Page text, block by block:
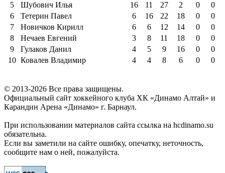
5
Шубович Илья 16 11 27 2 0
0
6
Тетерин Павел 6 16 22 18 0
0
7
Новичков Кирилл 6 6 12 14 0
0
8
Нечаев Евгений 3 8 11 18 0
0
9
Гулаков Данил 4 5 9 16 0
0
10 Ковалев Владимир 4 4 8 6 0 0
© 2013-2026 Все права защищены.
Официальный сайт хоккейного клуба ХК «Динамо Алтай» и
Карандин Арена «Динамо» г. Барнаул.
При использовании материалов сайта ссылка на hcdinamo.su
обязательна.
Если вы заметили на сайте ошибку, опечатку, неточность,
сообщите нам о ней, пожалуйста.